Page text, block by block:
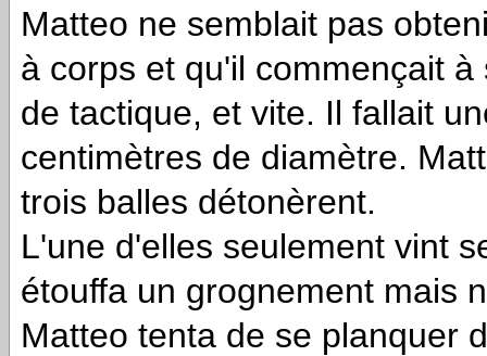
Matteo ne semblait pas
à corps et qu'il commençait
de tactique, et vite. Il fallait
centimètres de diamètre.
trois balles détonèrent.
L'une d'elles seulement vint
étouffa un grognement mais
Matteo tenta de se planquer